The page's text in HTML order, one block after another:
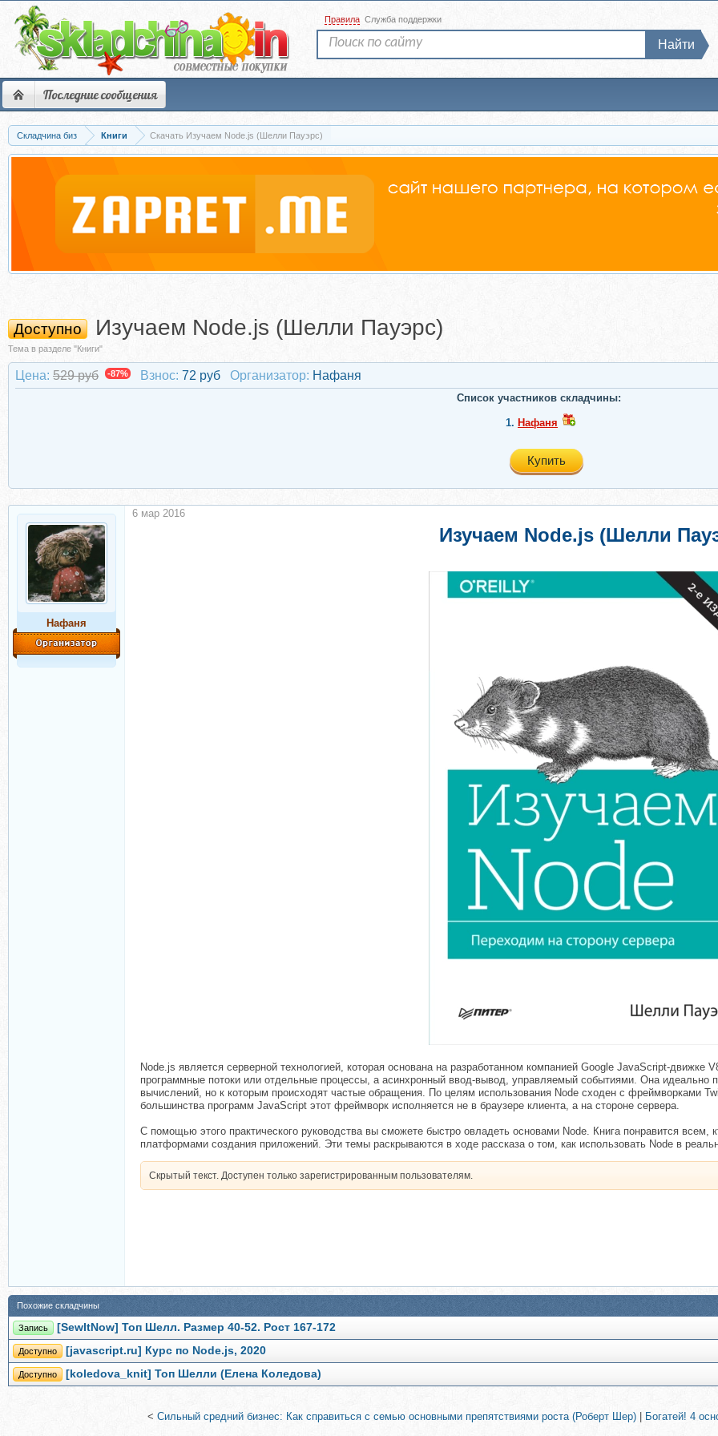
Последние сообщения
Правила Служба поддержки
Найти
Складчина биз Книги Скачать Изучаем Node.js (Шелли Пауэрс)
Доступно Изучаем Node.js (Шелли Пауэрс)
Тема в разделе "Книги"
Цена: 529 руб -87% Взнос: 72 руб Организатор: Нафаня
Список участников складчины:
1. Нафаня
Купить
Нафаня
Изучаем Node.js (Шелли
Node.js является серверной технологией, которая основана на разработанном компанией Google JavaScript-
программные потоки или отдельные процессы, а асинхронный ввод-вывод, управляемый событиями. Она
вычислений, но к которым происходят частые обращения. По целям использования Node сходен с фреймворками
большинства программ JavaScript этот фреймворк исполняется не в браузере клиента, а на стороне сервера.
С помощью этого практического руководства вы сможете быстро овладеть основами Node. Книга понравится всем,
платформами создания приложений. Эти темы раскрываются в ходе рассказа о том, как использовать Node в
Скрытый текст. Доступен только зарегистрированным пользователям.
6 мар 2016
Похожие складчины
Запись [SewItNow] Топ Шелл. Размер 40-52. Рост 167-172
Доступно [javascript.ru] Курс по Node.js, 2020
Доступно [koledova_knit] Топ Шелли (Елена Коледова)
< Сильный средний бизнес: Как справиться с семью основными препятствиями роста (Роберт Шер) Богатей! 4